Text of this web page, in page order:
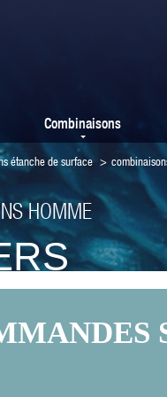
Combinaisons
étanche de surface >
HOMME